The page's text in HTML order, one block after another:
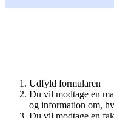
Udfyld formularen
Du vil modtage en
og information om,
Du vil modtage en